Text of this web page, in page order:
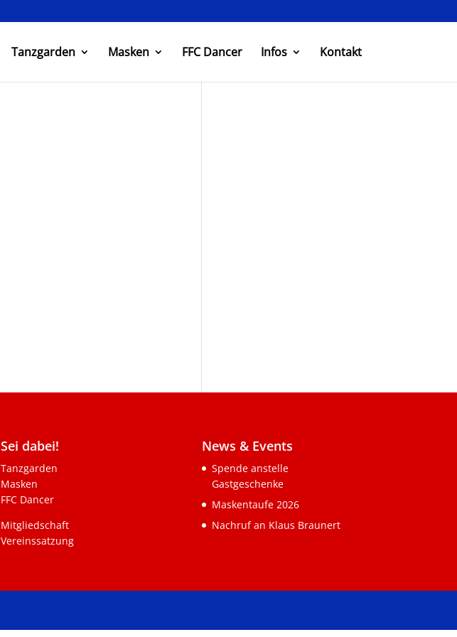
Tanzgarden Masken FFC Dancer Infos Kontakt
Sei dabei!
Tanzgarden
Masken
FFC Dancer
Mitgliedschaft
Vereinssatzung
News & Events
Spende anstelle
Gastgeschenke
Maskentaufe 2026
Nachruf an Klaus Braunert